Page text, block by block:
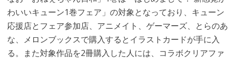
わいいキューン1巻フェア」の対象となっており、キューン
応援店とフェア参加店、アニメイト、ゲーマーズ、とらのあ
な、メロンブックスで購入するとイラストカードが手に入
る。また対象作品を2冊購入した人には、コラボクリアファ